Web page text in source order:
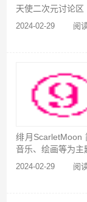
天使二次元讨论区
2024-02-29 阅
绯月ScarletMoon
音乐、绘画等为主
2024-02-29 阅